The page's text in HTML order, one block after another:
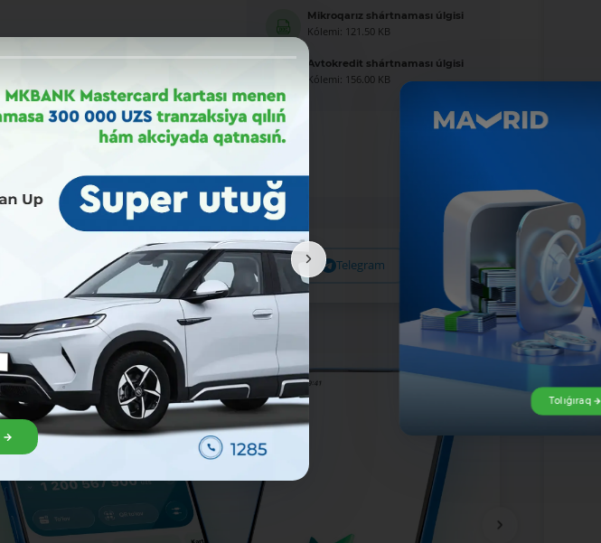
Mikroqarız shártnaması úlgisi
Kólemi: 121.50 KB
Avtokredit shártnaması úlgisi
Kólemi: 156.00 KB
Bólisiw: Facebook Telegram
Tolıǵıraq